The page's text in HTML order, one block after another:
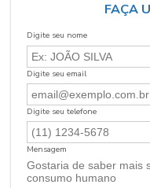
FAÇA
Digite seu nome
Digite seu email
Digite seu telefone
Mensagem